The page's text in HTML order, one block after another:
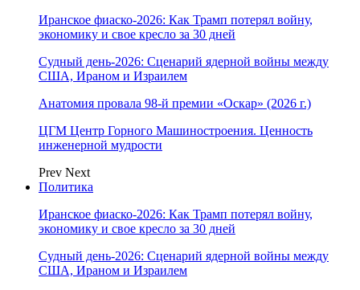
Иранское фиаско-2026: Как Трамп потерял войну,
экономику и свое кресло за 30 дней
Судный день-2026: Сценарий ядерной войны между
США, Ираном и Израилем
Анатомия провала 98-й премии «Оскар» (2026 г.)
ЦГМ Центр Горного Машиностроения. Ценность
инженерной мудрости
Prev Next
Политика
Иранское фиаско-2026: Как Трамп потерял войну,
экономику и свое кресло за 30 дней
Судный день-2026: Сценарий ядерной войны между
США, Ираном и Израилем